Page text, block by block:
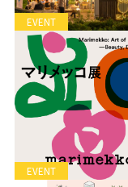
EVENT
EVENT